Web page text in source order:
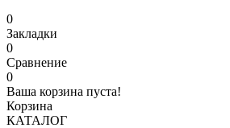
0
Закладки
0
Сравнение
0
Ваша корзина пуста!
Корзина
КАТАЛОГ